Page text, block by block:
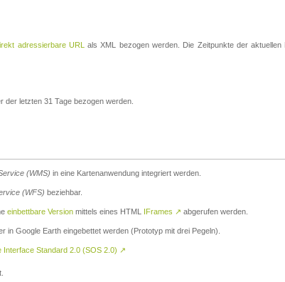
adressierbare URL
als XML bezogen werden. Die Zeitpunkte der aktuellen
letzten 31 Tage bezogen werden.
(WMS) in eine Kartenanwendung integriert werden.
(WFS) beziehbar.
einbettbare Version mittels eines HTML IFrames ↗ abgerufen werden.
in Google Earth eingebettet werden (Prototyp mit drei Pegeln).
Standard 2.0 (SOS 2.0) ↗